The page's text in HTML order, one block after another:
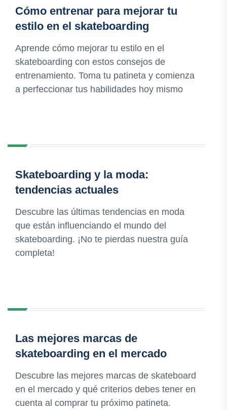
Cómo entrenar para mejorar tu
estilo en el skateboarding
Aprende cómo mejorar tu estilo en el
skateboarding con estos consejos de
entrenamiento. Toma tu patineta y comienza
a perfeccionar tus habilidades hoy mismo
Skateboarding y la moda:
tendencias actuales
Descubre las últimas tendencias en moda
que están influenciando el mundo del
skateboarding. ¡No te pierdas nuestra guía
completa!
Las mejores marcas de
skateboarding en el mercado
Descubre las mejores marcas de skateboard
en el mercado y qué criterios debes tener en
cuenta al comprar tu próximo patineta.